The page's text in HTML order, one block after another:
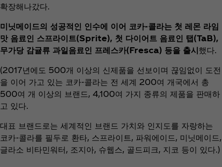
확장해나갔다.
미닛메이드의 성공적인 인수에 이어 코카-콜라는 첫 레몬 라임
맛 음료인 스프라이트(Sprite), 첫 다이어트 음료인 탭(TaB),
무가당 감귤류 과일음료인 프레스카(Fresca) 등을 출시했다.
(2017년에도 500개 이상의 신제품을 선보이며 끊임없이 도전
을 이어 가고 있는 코카-콜라는 전 세계 200여 개국에서 총
500여 개 이상의 브랜드, 4,100여 가지 종류의 제품을 판매하
고 있다.
대표 브랜드로는 세계적인 브랜드 가치와 인지도를 자랑하는
코카-콜라를 필두로 환타, 스프라이트, 파워에이드, 미닛메이드,
글라소 비타민워터, 조지아, 슈웹스, 골드피크, 지코 등이 있다.)